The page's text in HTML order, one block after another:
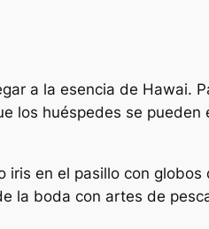
a la esencia de Hawai.
los huéspedes se
en el pasillo con
la boda con artes de